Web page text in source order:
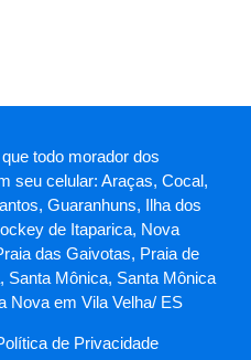
todo morador dos
seu celular: Araças, Cocal,
Guaranhuns, Ilha dos
de Itaparica, Nova
das Gaivotas, Praia de
Santa Mônica, Santa Mônica
Nova em Vila Velha/ ES
de Privacidade